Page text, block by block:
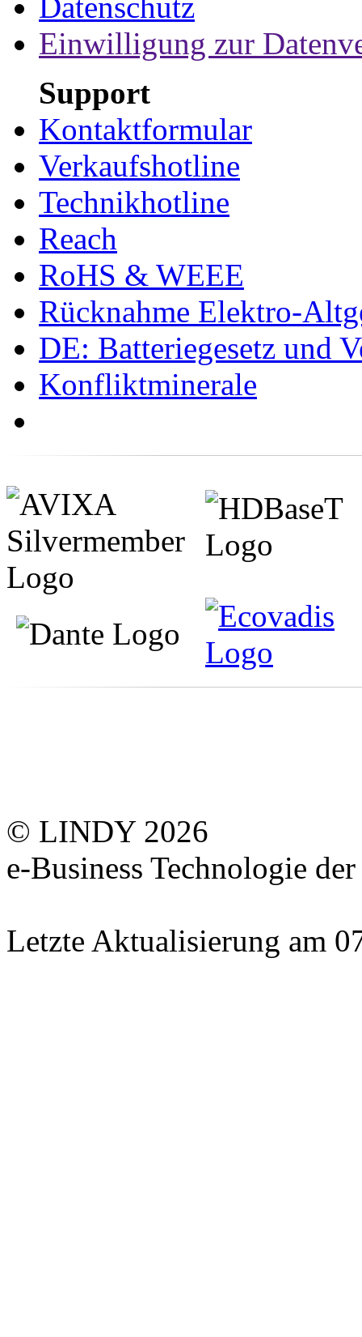
Einwilligung zur
Support
Kontaktformular
Verkaufshotline
Technikhotline
Reach
RoHS & WEEE
Rücknahme Elektro-
DE: Batteriegesetz und
Konfliktminerale
© LINDY 2026
e-Business Technologie
Letzte Aktualisierung am